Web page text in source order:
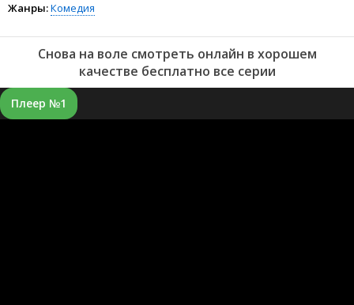
Жанры:Комедия
Снова на воле смотреть онлайн в хорошем
качестве бесплатно все серии
Плеер №1